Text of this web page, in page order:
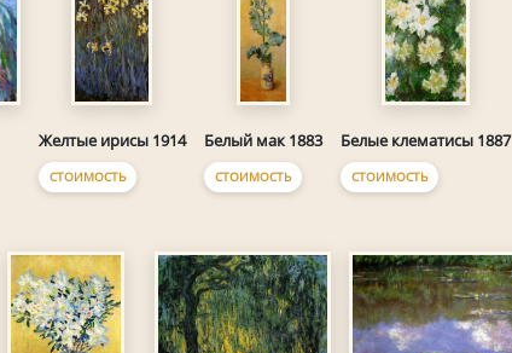
Желтые ирисы 1914
СТОИМОСТЬ
Белый мак 1883
СТОИМОСТЬ
Белые клематисы 1887
СТОИМОСТЬ